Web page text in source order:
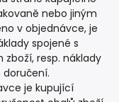
nebo jiným
v objednávce, je
spojené s
resp. náklady
je kupující